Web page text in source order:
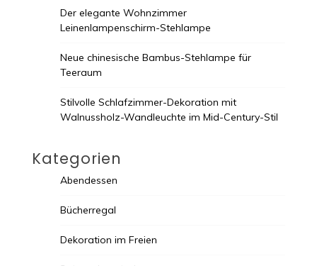
Der elegante Wohnzimmer
Leinenlampenschirm-Stehlampe
Neue chinesische Bambus-Stehlampe für
Teeraum
Stilvolle Schlafzimmer-Dekoration mit
Walnussholz-Wandleuchte im Mid-Century-Stil
Kategorien
Abendessen
Bücherregal
Dekoration im Freien